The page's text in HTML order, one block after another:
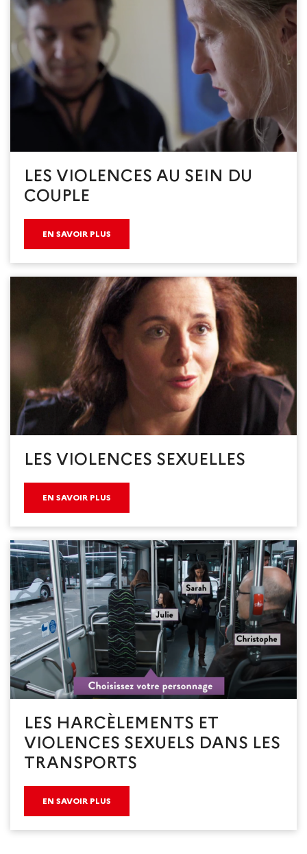
LES VIOLENCES AU SEIN DU
COUPLE
EN SAVOIR PLUS
LES VIOLENCES SEXUELLES
EN SAVOIR PLUS
LES HARCÈLEMENTS ET
VIOLENCES SEXUELS DANS LES
TRANSPORTS
EN SAVOIR PLUS